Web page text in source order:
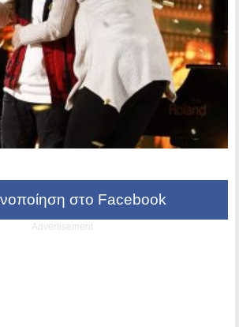
στο Facebook
Advertisement